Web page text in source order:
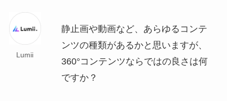
Lumii
静止画や動画など、あらゆるコンテ
ンツの種類があるかと思いますが、
360°コンテンツならではの良さは何
ですか？